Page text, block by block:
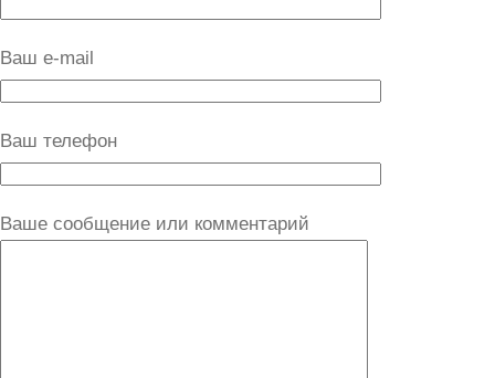
Ваш e-mail
Ваш телефон
Ваше сообщение или комментарий